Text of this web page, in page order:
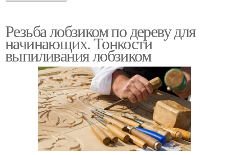
Резьба лобзиком по дереву для
начинающих. Тонкости
выпиливания лобзиком